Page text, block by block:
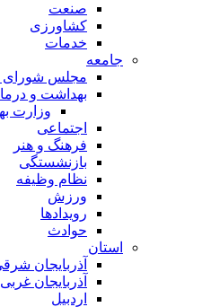
صنعت
کشاورزی
خدمات
جامعه
مجلس شورای
بهداشت و
وزارت
اجتماعی
فرهنگ و هنر
بازنشستگی
نظام وظیفه
ورزش
رویدادها
حوادث
استان
آذربایجان
آذربایجان غربی
اردبیل